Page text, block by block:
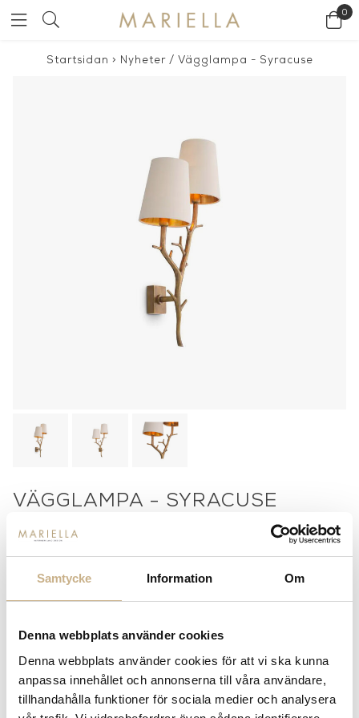
Samtycke Information Om
Denna webbplats använder cookies
Denna webbplats använder cookies för att vi ska kunna
anpassa innehållet och annonserna till våra användare,
tillhandahålla funktioner för sociala medier och analysera
0
Startsidan > Nyheter/ Vägglampa - Syracuse
VÄGGLAMPA - SYRACUSE
9.000
+ LÄGG I VARUKORG
Leverans inom 3-5 arbetsdagar på lagervaror
Få10% välkomstrabatt när du registrerar dig för vårt
nyhetsbrev